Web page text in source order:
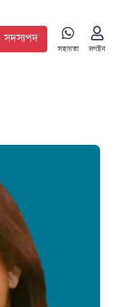
সদস্যপদ
সহায়তা লগইন